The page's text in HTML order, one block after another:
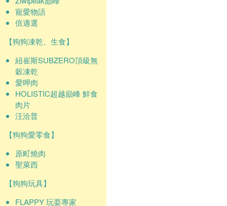
寵愛物語
倍適選
【狗狗凍乾、生食】
紐崔斯SUBZERO頂級無
穀凍乾
愛呷肉
HOLISTIC超越巔峰 鮮食
肉片
汪洽普
【狗狗愛零食】
原町燒肉
聖萊西
【狗狗玩具】
FLAPPY 玩耍專家